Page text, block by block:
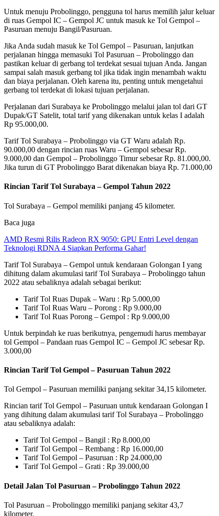
Untuk menuju Probolinggo, pengguna tol harus memilih jalur keluar
di ruas Gempol IC – Gempol JC untuk masuk ke Tol Gempol –
Pasuruan menuju Bangil/Pasuruan.
Jika Anda sudah masuk ke Tol Gempol – Pasuruan, lanjutkan
perjalanan hingga memasuki Tol Pasuruan – Probolinggo dan
pastikan keluar di gerbang tol terdekat sesuai tujuan Anda. Jangan
sampai salah masuk gerbang tol jika tidak ingin menambah waktu
dan biaya perjalanan. Oleh karena itu, penting untuk mengetahui
gerbang tol terdekat di lokasi tujuan perjalanan.
Perjalanan dari Surabaya ke Probolinggo melalui jalan tol dari GT
Dupak/GT Satelit, total tarif yang dikenakan untuk kelas I adalah
Rp 95.000,00.
Tarif Tol Surabaya – Probolinggo via GT Waru adalah Rp.
90.000,00 dengan rincian ruas Waru – Gempol sebesar Rp.
9.000,00 dan Gempol – Probolinggo Timur sebesar Rp. 81.000,00.
Jika turun di GT Probolinggo Barat dikenakan biaya Rp. 71.000,00
Rincian Tarif Tol Surabaya – Gempol Tahun 2022
Tol Surabaya – Gempol memiliki panjang 45 kilometer.
Baca juga
AMD Resmi Rilis Radeon RX 9050: GPU Entri Level dengan
Teknologi RDNA 4 Siapkan Performa Gahar!
Tarif Tol Surabaya – Gempol untuk kendaraan Golongan I yang
dihitung dalam akumulasi tarif Tol Surabaya – Probolinggo tahun
2022 atau sebaliknya adalah sebagai berikut:
Tarif Tol Ruas Dupak – Waru : Rp 5.000,00
Tarif Tol Ruas Waru – Porong : Rp 9.000,00
Tarif Tol Ruas Porong – Gempol : Rp 9.000,00
Untuk berpindah ke ruas berikutnya, pengemudi harus membayar
tol Gempol – Pandaan ruas Gempol IC – Gempol JC sebesar Rp.
3.000,00
Rincian Tarif Tol Gempol – Pasuruan Tahun 2022
Tol Gempol – Pasuruan memiliki panjang sekitar 34,15 kilometer.
Rincian tarif Tol Gempol – Pasuruan untuk kendaraan Golongan I
yang dihitung dalam akumulasi tarif Tol Surabaya – Probolinggo
atau sebaliknya adalah:
Tarif Tol Gempol – Bangil : Rp 8.000,00
Tarif Tol Gempol – Rembang : Rp 16.000,00
Tarif Tol Gempol – Pasuruan : Rp 24.000,00
Tarif Tol Gempol – Grati : Rp 39.000,00
Detail Jalan Tol Pasuruan – Probolinggo Tahun 2022
Tol Pasuruan – Probolinggo memiliki panjang sekitar 43,7
kilometer.